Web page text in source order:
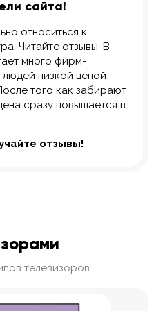
сайта!
относиться к
Читайте отзывы. В
много фирм-
низкой ценой
того как забирают
сразу повышается в
отзывы!
телевизоров